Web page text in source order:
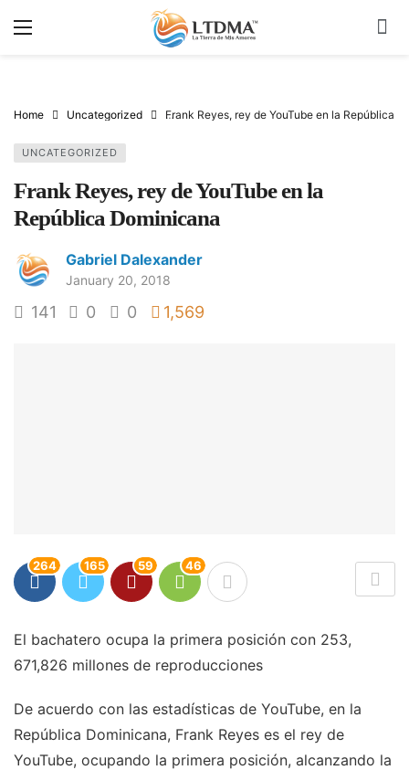
Home Uncategorized Frank Reyes, rey de YouTube en la República
UNCATEGORIZED
Frank Reyes, rey de YouTube en la
República Dominicana
Gabriel Dalexander
January 20, 2018
141 0 0 1,569
264 165 59 46
El bachatero ocupa la primera posición con 253,
671,826 millones de reproducciones
De acuerdo con las estadísticas de YouTube, en la
República Dominicana, Frank Reyes es el rey de
YouTube, ocupando la primera posición, alcanzando la